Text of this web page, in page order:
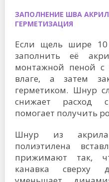
ЗАПОЛНЕНИЕ ШВА
ГЕРМЕТИЗАЦИЯ
Если щель шире 10
заполнить её
монтажной пеной с
влаге, а затем
герметиком. Шнур
снижает расход
помогает получить
Шнур из акрила
полиэтилена
прижимают так,
канавка сверху